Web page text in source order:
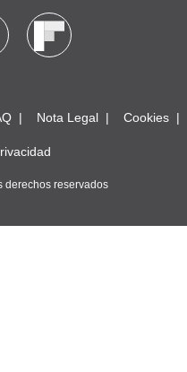
Nota Legal Cookies
derechos reservados